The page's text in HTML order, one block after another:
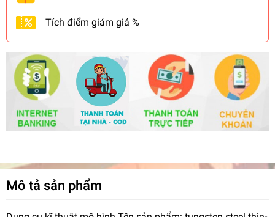
Tích điểm giảm giá %
Mô tả sản phẩm